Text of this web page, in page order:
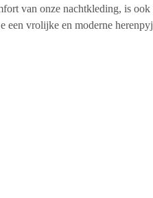
van onze nachtkleding, is ook
een vrolijke en moderne